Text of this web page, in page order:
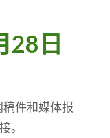
28日
件和媒体报
。